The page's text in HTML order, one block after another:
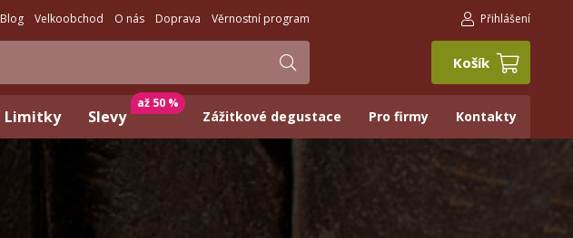
Blog Velkoobchod O nás Doprava Věrnostní program Přihlášení
Košík
Limitky Slevy
až 50 %
Zážitkové degustace Pro firmy Kontakty